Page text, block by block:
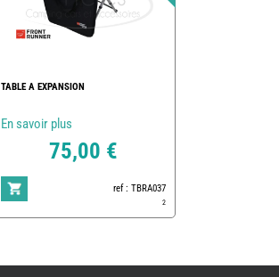
TABLE A EXPANSION
En savoir plus
75,00 €
ref : TBRA037
2